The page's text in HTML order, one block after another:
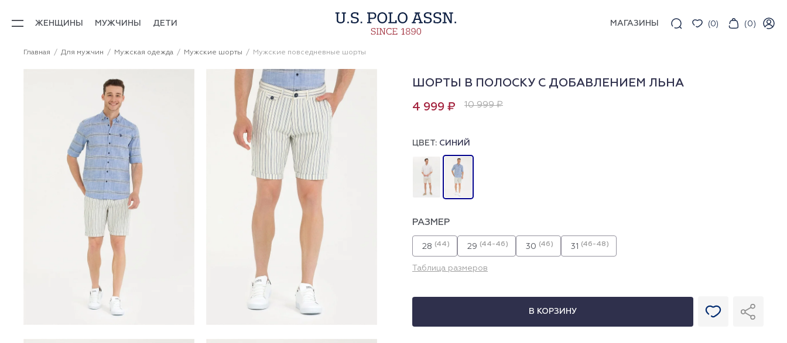
ЖЕНЩИНЫ МУЖЧИНЫ ДЕТИ МАГАЗИНЫ (0) (0)
Главная Для мужчин Мужская одежда Мужские шорты Мужские повседневные шорты
ШОРТЫ В ПОЛОСКУ С ДОБАВЛЕНИЕМ ЛЬНА
4 999 ₽ 10 999 ₽
ЦВЕТ: СИНИЙ
РАЗМЕР
28 (44) 29 (44-46) 30 (46) 31 (46-48)
Таблица размеров
В КОРЗИНУ